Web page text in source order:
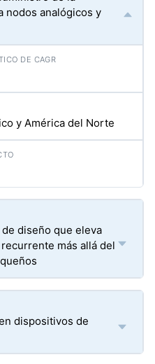
nodos analógicos y
y América del Norte
diseño que eleva
más allá del
dispositivos de